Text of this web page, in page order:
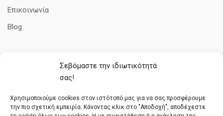
Σεβόμαστε την ιδιωτικότητά
σας!
Χρησιμοποιούμε cookies στον ιστότοπό μας για να σας προσφέρουμε
την πιο σχετική εμπειρία. Κάνοντας κλικ στο "Αποδοχή", αποδέχεστε
Επικοινωνία
Blog
Πολιτική cookies